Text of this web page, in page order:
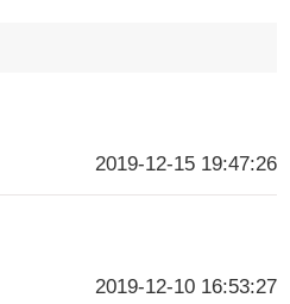
2019-12-15 19:47:26
2019-12-10 16:53:27